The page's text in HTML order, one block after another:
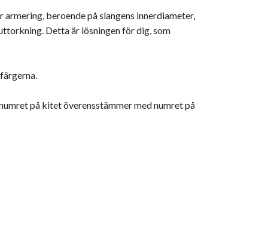
beroende på slangens innerdiameter,
Detta är lösningen för dig, som
på kitet överensstämmer med numret på